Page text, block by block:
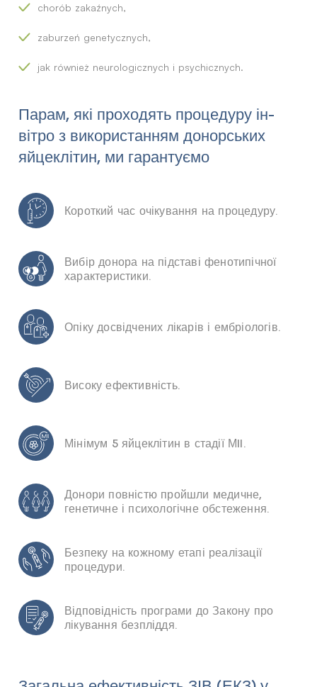
chorób zakaźnych,
zaburzeń genetycznych,
jak również neurologicznych i psychicznych.
Парам, які проходять процедуру ін-
вітро з використанням донорських
яйцеклітин, ми гарантуємо
Короткий час очікування на процедуру.
Вибір донора на підставі фенотипічної
характеристики.
Опіку досвідчених лікарів і ембріологів.
Високу ефективність.
Мінімум 5 яйцеклітин в стадії МII.
Донори повністю пройшли медичне,
генетичне і психологічне обстеження.
Безпеку на кожному етапі реалізації
процедури.
Відповідність програми до Закону про
лікування безпліддя.